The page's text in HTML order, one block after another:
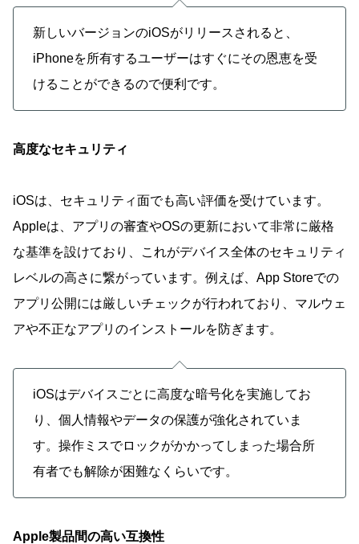
新しいバージョンのiOSがリリースされると、
iPhoneを所有するユーザーはすぐにその恩恵を受
けることができるので便利です。
高度なセキュリティ
iOSは、セキュリティ面でも高い評価を受けています。
Appleは、アプリの審査やOSの更新において非常に厳格
な基準を設けており、これがデバイス全体のセキュリティ
レベルの高さに繋がっています。例えば、App Storeでの
アプリ公開には厳しいチェックが行われており、マルウェ
アや不正なアプリのインストールを防ぎます。
iOSはデバイスごとに高度な暗号化を実施してお
り、個人情報やデータの保護が強化されていま
す。操作ミスでロックがかかってしまった場合所
有者でも解除が困難なくらいです。
Apple製品間の高い互換性